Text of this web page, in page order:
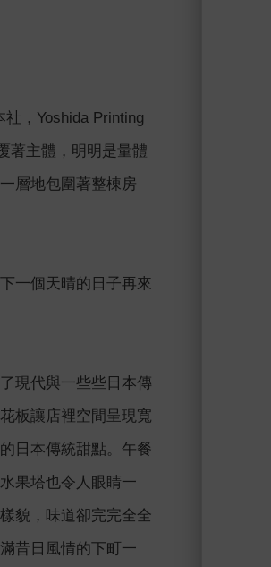
，Yoshida Printing
著主體，明明是量體
層地包圍著整棟房
一個天晴的日子再來
現代與一些些日本傳
板讓店裡空間呈現寬
日本傳統甜點。午餐
果塔也令人眼睛一
貌，味道卻完完全全
昔日風情的下町一